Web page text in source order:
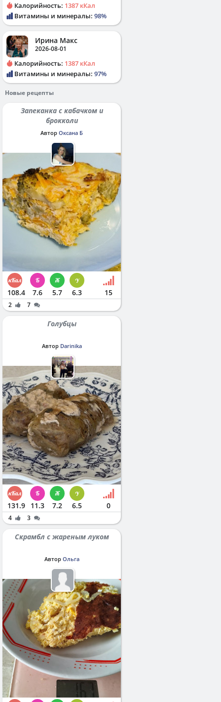
Калорийность: 1387 кКал
Витамины и минералы: 98%
Ирина Макс
2026-08-01
Калорийность: 1387 кКал
Витамины и минералы: 97%
Новые рецепты
Запеканка с кабачком и
брокколи
Автор Оксана Б
108.4 7.6 5.7 6.3 15
2 7
Голубцы
Автор Darinika
131.9 11.3 7.2 6.5 0
4 3
Скрамбл с жареным луком
Автор Ольга